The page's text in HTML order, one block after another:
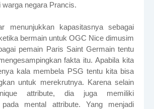
warga negara Prancis.
menunjukkan kapasitasnya sebagai
bermain untuk OGC Nice dimusim
pemain Paris Saint Germain tentu
fakta itu. Apabila kita
kala membela PSG tentu kita bisa
untuk merekrutnya. Karena selain
attribute, dia juga memiliki
pada mental attribute. Yang menjadi